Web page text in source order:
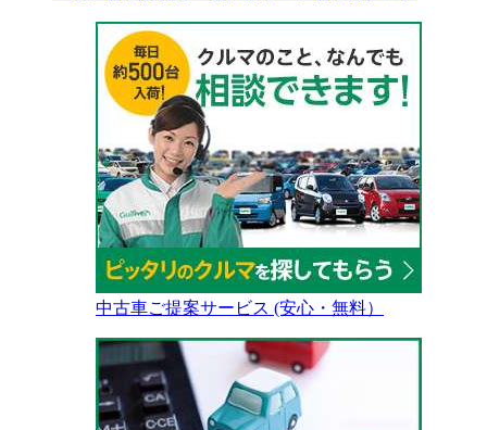
中古車ご提案サービス (安心・無料）